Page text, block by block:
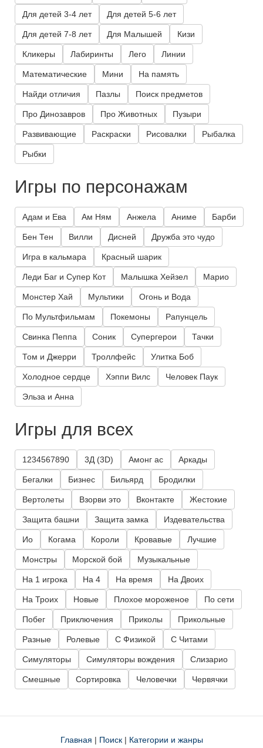
Для детей 3-4 лет Для детей 5-6 лет
Для детей 7-8 лет Для Малышей Кизи
Кликеры Лабиринты Лего Линии
Математические Мини На память
Найди отличия Пазлы Поиск предметов
Про Динозавров Про Животных Пузыри
Развивающие Раскраски Рисовалки Рыбалка
Рыбки
Игры по персонажам
Адам и Ева Ам Ням Анжела Аниме Барби
Бен Тен Вилли Дисней Дружба это чудо
Игра в кальмара Красный шарик
Леди Баг и Супер Кот Малышка Хейзел Марио
Монстер Хай Мультики Огонь и Вода
По Мультфильмам Покемоны Рапунцель
Свинка Пеппа Соник Супергерои Тачки
Том и Джерри Троллфейс Улитка Боб
Холодное сердце Хэппи Вилс Человек Паук
Эльза и Анна
Игры для всех
1234567890 3Д (3D) Амонг ас Аркады
Бегалки Бизнес Бильярд Бродилки
Вертолеты Взорви это Вконтакте Жестокие
Защита башни Защита замка Издевательства
Ио Когама Короли Кровавые Лучшие
Монстры Морской бой Музыкальные
На 1 игрока На 4 На время На Двоих
На Троих Новые Плохое мороженое По сети
Побег Приключения Приколы Прикольные
Разные Ролевые С Физикой С Читами
Симуляторы Симуляторы вождения Слизарио
Смешные Сортировка Человечки Червячки
Главная | Поиск| Категории и жанры